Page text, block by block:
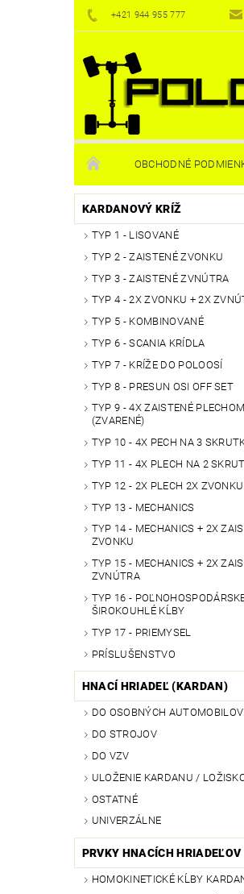
+421 944 955 777
OBCHODNÉ
KARDANOVÝ KRÍŽ
TYP 1 - LISOVANÉ
TYP 2 - ZAISTENÉ ZVONKU
TYP 3 - ZAISTENÉ ZVNÚTRA
TYP 4 - 2X ZVONKU + 2X
TYP 5 - KOMBINOVANÉ
TYP 6 - SCANIA KRÍDLA
TYP 7 - KRÍŽE DO POLOOSÍ
TYP 8 - PRESUN OSI OFF SET
TYP 9 - 4X ZAISTENÉ PLECHOM
(ZVARENÉ)
TYP 10 - 4X PECH NA 3
TYP 11 - 4X PLECH NA 2
TYP 12 - 2X PLECH 2X ZVONKU
TYP 13 - MECHANICS
TYP 14 - MECHANICS + 2X
ZVONKU
TYP 15 - MECHANICS + 2X
ZVNÚTRA
TYP 16 -
ŠIROKOUHLÉ KĹBY
TYP 17 - PRIEMYSEL
PRÍSLUŠENSTVO
HNACÍ HRIADEĽ (KARDAN)
DO OSOBNÝCH AUTOMOBILOV
DO STROJOV
DO VZV
ULOŽENIE KARDANU /
OSTATNÉ
UNIVERZÁLNE
PRVKY HNACÍCH HRIADEĽOV
HOMOKINETICKÉ KĹBY